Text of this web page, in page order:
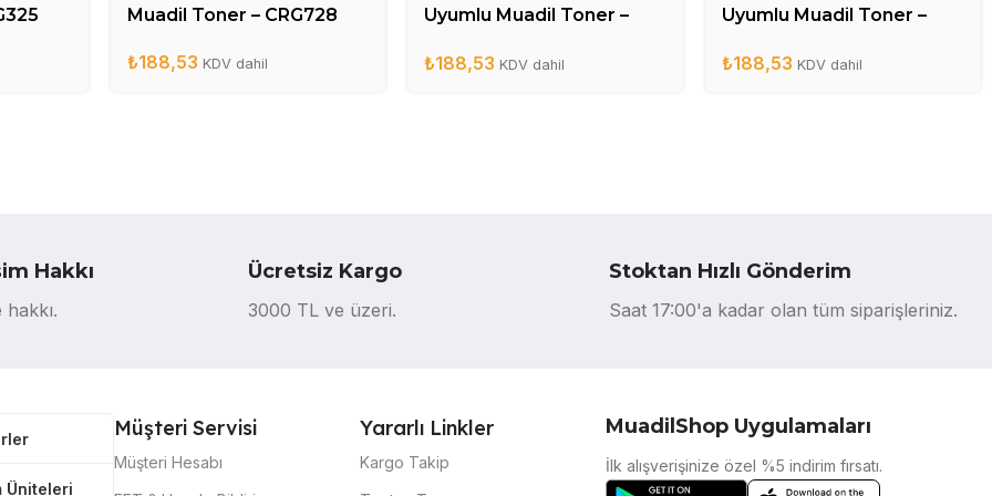
Muadil Toner – CRG728
₺188,53 KDV dahil
Uyumlu Muadil Toner –
₺188,53 KDV dahil
Uyumlu Muadil Toner –
₺188,53 KDV dahil
Hakkı Ücretsiz Kargo
3000 TL ve üzeri.
Stoktan Hızlı Gönderim
Saat 17:00'a kadar olan tüm siparişleriniz.
Üniteleri
Müşteri Servisi
Müşteri Hesabı
Yararlı Linkler
Kargo Takip
MuadilShop Uygulamaları
İlk alışverişinize özel %5 indirim fırsatı.